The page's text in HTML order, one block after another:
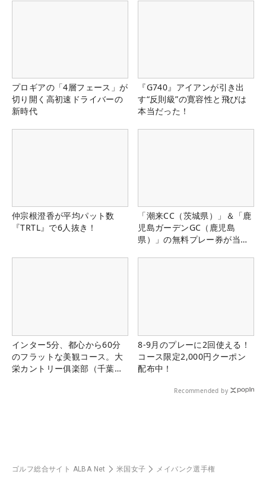
プロギアの「4層フェース」が
切り開く高初速ドライバーの
新時代
『G740』アイアンが引き出
す“反則級”の寛容性と飛びは
本当だった！
仲宗根澄香が平均パット数
『TRTL』で6人抜き！
「潮来CC（茨城県）」＆「鹿
児島ガーデンGC（鹿児島
県）」の無料プレー券が当た
インター5分、都心から60分
のフラットな美観コース。大
栄カントリー俱楽部（千葉
8-9月のプレーに2回使える！
コース限定2,000円クーポン
配布中！
Recommended by
ゴルフ総合サイト ALBA Net 米国女子 メイバンク選手権